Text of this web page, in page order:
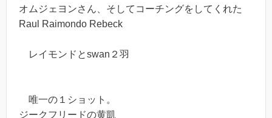
オムジェヨンさん、そしてコーチングをしてくれた
Raul Raimondo Rebeck
レイモンドとswan２羽
唯一の１ショット。
ジークフリードの黄凱